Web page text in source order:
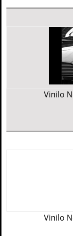
Vinilo
Vinilo